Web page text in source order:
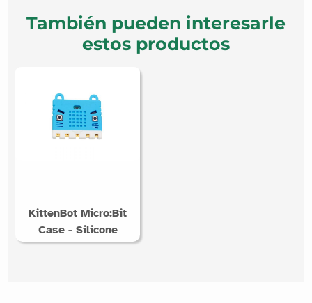
También pueden interesarle
estos productos
KittenBot Micro:Bit
Case - Silicone